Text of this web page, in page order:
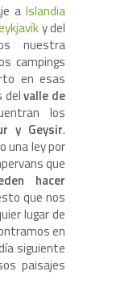
a Islandia
y del
nuestra
campings
en esas
delvalle de
los
y Geysir.
una ley por
que
hacer
que nos
lugar de
en
siguiente
paisajes